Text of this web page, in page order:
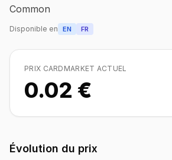
Common
Disponible en EN FR
PRIX CARDMARKET ACTUEL
0.02 €
Évolution du prix